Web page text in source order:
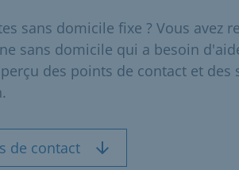
sans domicile fixe ? Vous avez
sans domicile qui a besoin
des points de contact et des
de contact